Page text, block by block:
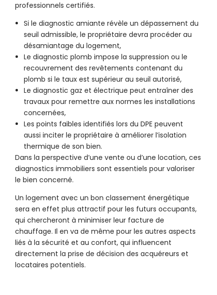
professionnels certifiés.
Si le diagnostic amiante révèle un dépassement du
seuil admissible, le propriétaire devra procéder au
désamiantage du logement,
Le diagnostic plomb impose la suppression ou le
recouvrement des revêtements contenant du
plomb si le taux est supérieur au seuil autorisé,
Le diagnostic gaz et électrique peut entraîner des
travaux pour remettre aux normes les installations
concernées,
Les points faibles identifiés lors du DPE peuvent
aussi inciter le propriétaire à améliorer l’isolation
thermique de son bien.
Dans la perspective d’une vente ou d’une location, ces
diagnostics immobiliers sont essentiels pour valoriser
le bien concerné.
Un logement avec un bon classement énergétique
sera en effet plus attractif pour les futurs occupants,
qui chercheront à minimiser leur facture de
chauffage. Il en va de même pour les autres aspects
liés à la sécurité et au confort, qui influencent
directement la prise de décision des acquéreurs et
locataires potentiels.